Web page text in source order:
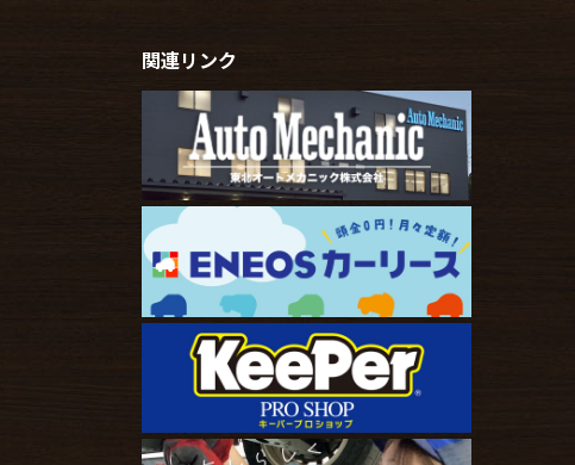
関連リンク